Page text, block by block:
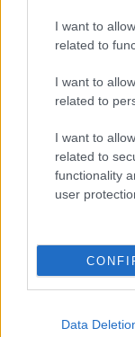
I want to
related to
I want to
related to
I want to
related to
functionality
user
Data
Τηλεόραση|
Τελική